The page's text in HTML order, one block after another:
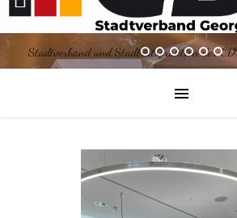
Stadtverband und Stadtratsfraktion der